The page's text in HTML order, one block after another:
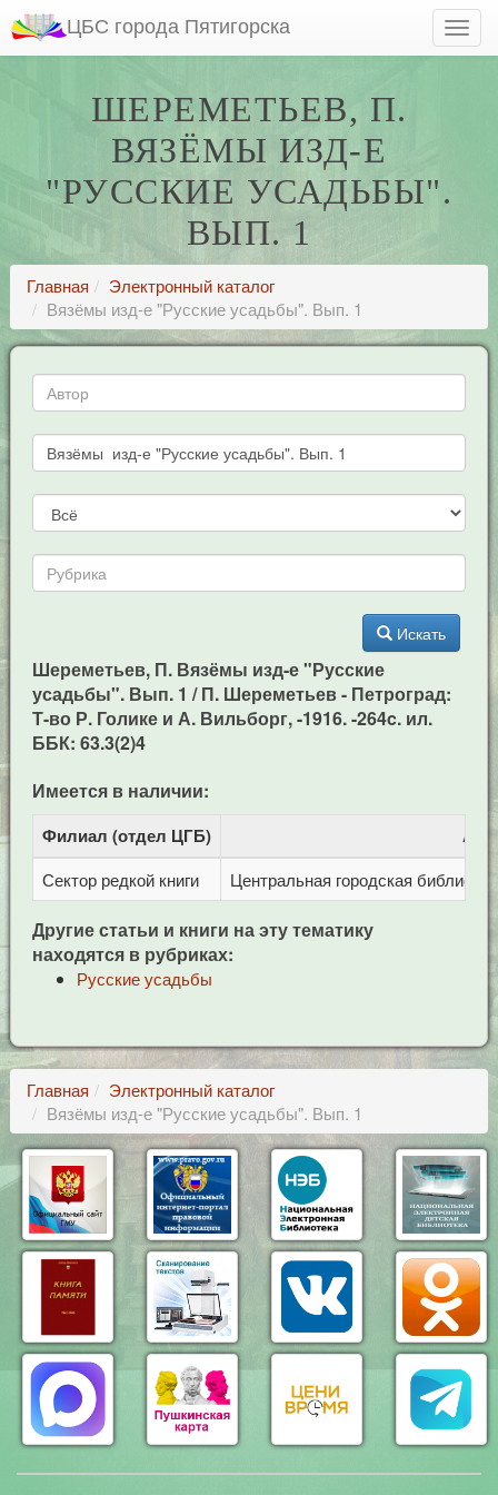
ЦБС города Пятигорска
ШЕРЕМЕТЬЕВ, П.
ВЯЗЁМЫ ИЗД-Е
"РУССКИЕ УСАДЬБЫ".
ВЫП. 1
Главная
Электронный каталог
Вязёмы изд-е "Русские усадьбы". Вып. 1
Искать
Шереметьев, П. Вязёмы изд-е "Русские
усадьбы". Вып. 1 / П. Шереметьев - Петроград:
Т-во Р. Голике и А. Вильборг, -1916. -264c. ил.
ББК: 63.3(2)4
Имеется в наличии:
Филиал (отдел ЦГБ)
Сектор редкой книги Центральная городская
Другие статьи и книги на эту тематику
находятся в рубриках:
Русские усадьбы
Главная
Электронный каталог
Вязёмы изд-е "Русские усадьбы". Вып. 1